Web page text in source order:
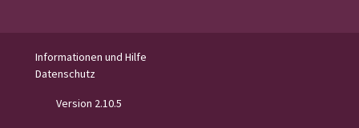
Informationen und Hilfe
Datenschutz
Version 2.10.5